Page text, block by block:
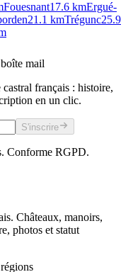
Fouesnant17.6 kmErgué-
21.1 kmTrégunc25.9
mail
français : histoire,
en un clic.
S'inscrire
Conforme RGPD.
Châteaux, manoirs,
photos et statut